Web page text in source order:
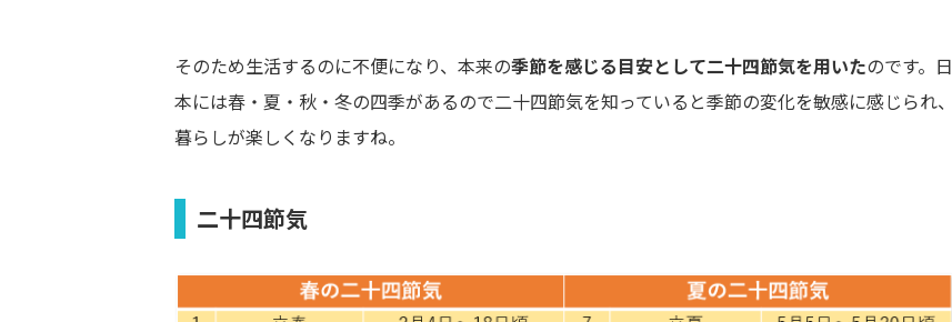
そのため生活するのに不便になり、本来の季節を感じる目安として二十四節気を用いたのです。日
本には春・夏・秋・冬の四季があるので二十四節気を知っていると季節の変化を敏感に感じられ、
暮らしが楽しくなりますね。
二十四節気